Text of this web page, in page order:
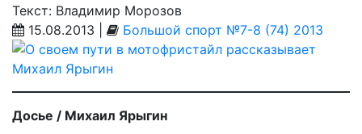
Текст: Владимир Морозов
15.08.2013 |
Большой спорт №7-8 (74) 2013
Досье / Михаил Ярыгин